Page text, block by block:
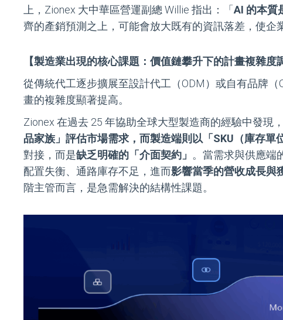
上，Zionex 大中華區營運副總 Willie 指出：「AI 的本質
齊的產銷預測之上，可能會放大既有的資訊落差，使企
【製造業出現的核心課題：價值鏈攀升下的計畫複雜度
從傳統代工逐步擴展至設計代工（ODM）或自有品牌
畫的複雜度顯著提高。
Zionex 在過去 25 年協助全球大型製造商的經驗中發現
品家族」評估市場需求，而製造端則以「SKU（庫存單
對接，而是缺乏明確的「介面契約」 。當需求與供應端
配置失衡、通路庫存不足，進而影響當季的營收成長與
階主管而言，是急需解決的結構性課題。